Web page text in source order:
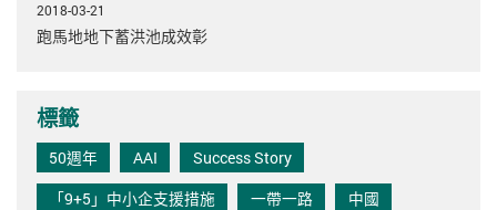
2018-03-21
跑馬地地下蓄洪池成效彰
標籤
50週年 AAI
Success Story
「9+5」中小企支援措施
一帶一路
中國